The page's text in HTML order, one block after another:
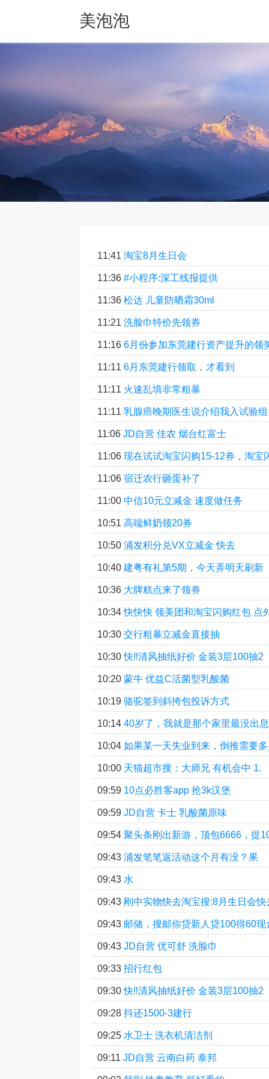
美泡泡
11:41 淘宝8月生日会
11:36 #小程序:深工线报提供
11:36 松达 儿童防晒霜30ml
11:21 洗脸巾特价先领券
11:16 6月份参加东莞建行资产提升的领
11:11 6月东莞建行领取，才看到
11:11 火速乱填非常粗暴
11:11 乳腺癌晚期医生说介绍我入试验组
11:06 JD自营 佳农 烟台红富士
11:06 现在试试淘宝闪购15-12券，淘宝
11:06 宿迁农行砸蛋补了
11:00 中信10元立减金 速度做任务
10:51 高端鲜奶领20券
10:50 浦发积分兑VX立减金 快去
10:40 建粤有礼第5期，今天弄明天刷新
10:36 大牌糕点来了领券
10:34 快快快 领美团和淘宝闪购红包 点
10:30 交行粗暴立减金直接抽
10:30 快‼清风抽纸好价 金装3层100抽2
10:20 蒙牛 优益C活菌型乳酸菌
10:19 骆驼签到斜挎包投诉方式
10:14 40岁了，我就是那个家里最没出
10:04 如果某一天失业到来，倒推需要
10:00 天猫超市搜：大师兄 有机会中 1.
09:59 10点必胜客app 抢3k汉堡
09:59 JD自营 卡士 乳酸菌原味
09:54 聚头条刚出新游，顶包6666，提
09:43 浦发笔笔返活动这个月有没？果
09:43 水
09:43 刚中实物快去淘宝搜:8月生日会快
09:43 邮储，搜邮你贷新人贷100得60现
09:43 JD自营 优可舒 洗脸巾
09:33 招行红包
09:30 快‼清风抽纸好价 金装3层100抽2
09:28 抖还1500-3建行
09:25 水卫士 洗衣机清洁剂
09:11 JD自营 云南白药 泰邦